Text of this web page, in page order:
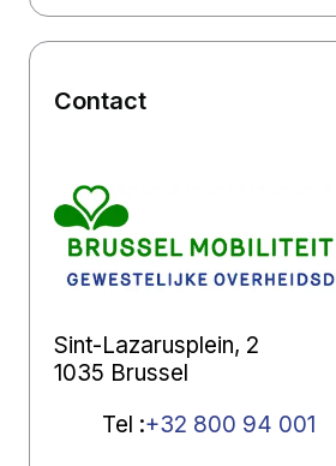
Contact
Sint-Lazarusplein, 2
1035 Brussel
Tel :+32 800 94 001